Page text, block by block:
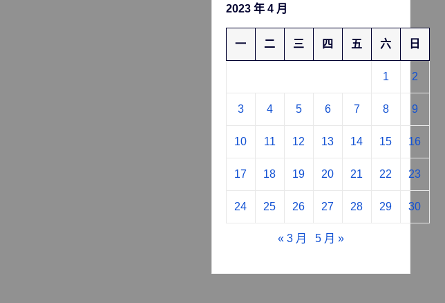
2023 年 4 月
一 二 三 四 五 六 日
1 2
3 4 5 6 7 8 9
10 11 12 13 14 15 16
17 18 19 20 21 22 23
24 25 26 27 28 29 30
« 3 月 5 月 »